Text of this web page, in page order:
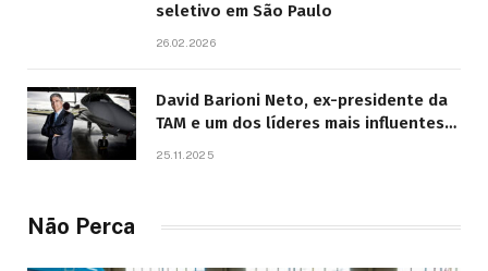
seletivo em São Paulo
26.02.2026
David Barioni Neto, ex-presidente da
TAM e um dos líderes mais influentes
25.11.2025
Não Perca